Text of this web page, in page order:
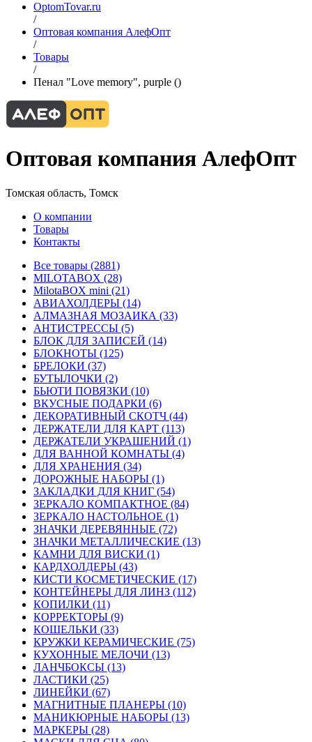
OptomTovar.ru
/
Оптовая компания АлефОпт
/
Товары
/
Пенал "Love memory", purple ()
Оптовая компания АлефОпт
Томская область, Томск
О компании
Товары
Контакты
Все товары (2881)
MILOTABOX (28)
MilotaBOX mini (21)
АВИАХОЛДЕРЫ (14)
АЛМАЗНАЯ МОЗАИКА (33)
АНТИСТРЕССЫ (5)
БЛОК ДЛЯ ЗАПИСЕЙ (14)
БЛОКНОТЫ (125)
БРЕЛОКИ (37)
БУТЫЛОЧКИ (2)
БЬЮТИ ПОВЯЗКИ (10)
ВКУСНЫЕ ПОДАРКИ (6)
ДЕКОРАТИВНЫЙ СКОТЧ (44)
ДЕРЖАТЕЛИ ДЛЯ КАРТ (113)
ДЕРЖАТЕЛИ УКРАШЕНИЙ (1)
ДЛЯ ВАННОЙ КОМНАТЫ (4)
ДЛЯ ХРАНЕНИЯ (34)
ДОРОЖНЫЕ НАБОРЫ (1)
ЗАКЛАДКИ ДЛЯ КНИГ (54)
ЗЕРКАЛО КОМПАКТНОЕ (84)
ЗЕРКАЛО НАСТОЛЬНОЕ (1)
ЗНАЧКИ ДЕРЕВЯННЫЕ (72)
ЗНАЧКИ МЕТАЛЛИЧЕСКИЕ (13)
КАМНИ ДЛЯ ВИСКИ (1)
КАРДХОЛДЕРЫ (43)
КИСТИ КОСМЕТИЧЕСКИЕ (17)
КОНТЕЙНЕРЫ ДЛЯ ЛИНЗ (112)
КОПИЛКИ (11)
КОРРЕКТОРЫ (9)
КОШЕЛЬКИ (33)
КРУЖКИ КЕРАМИЧЕСКИЕ (75)
КУХОННЫЕ МЕЛОЧИ (13)
ЛАНЧБОКСЫ (13)
ЛАСТИКИ (25)
ЛИНЕЙКИ (67)
МАГНИТНЫЕ ПЛАНЕРЫ (10)
МАНИКЮРНЫЕ НАБОРЫ (13)
МАРКЕРЫ (28)